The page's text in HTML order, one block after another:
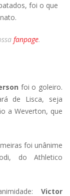
foi o que
fanpage.
foi o goleiro.
de Lisca, seja
a Weverton, que
foi unânime
do Athletico
Victor